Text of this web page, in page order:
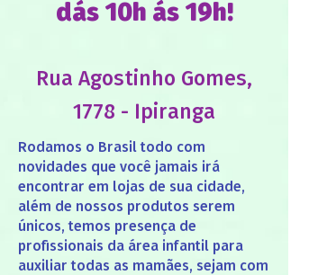
dás 10h ás 19h!
Rua Agostinho Gomes,
1778 - Ipiranga
Rodamos o Brasil todo com
novidades que você jamais irá
encontrar em lojas de sua cidade,
além de nossos produtos serem
únicos, temos presença de
profissionais da área infantil para
auxiliar todas as mamães, sejam com